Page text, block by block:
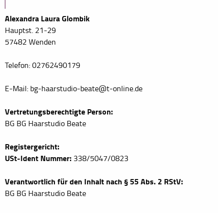
Alexandra Laura Glombik
Hauptst. 21-29
57482 Wenden
Telefon: 02762490179
E-Mail: bg-haarstudio-beate@t-online.de
Vertretungsberechtigte Person:
BG BG Haarstudio Beate
Registergericht:
USt-Ident Nummer: 338/5047/0823
Verantwortlich für den Inhalt nach § 55 Abs. 2 RStV:
BG BG Haarstudio Beate